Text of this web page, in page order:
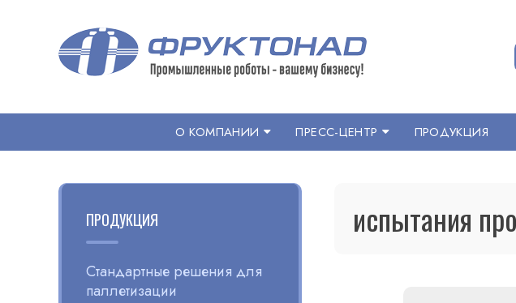
содержанию
О КОМПАНИИ ПРЕСС-ЦЕНТР ПРОДУКЦИЯ
испытания
ПРОДУКЦИЯ
Стандартные решения для
паллетизации